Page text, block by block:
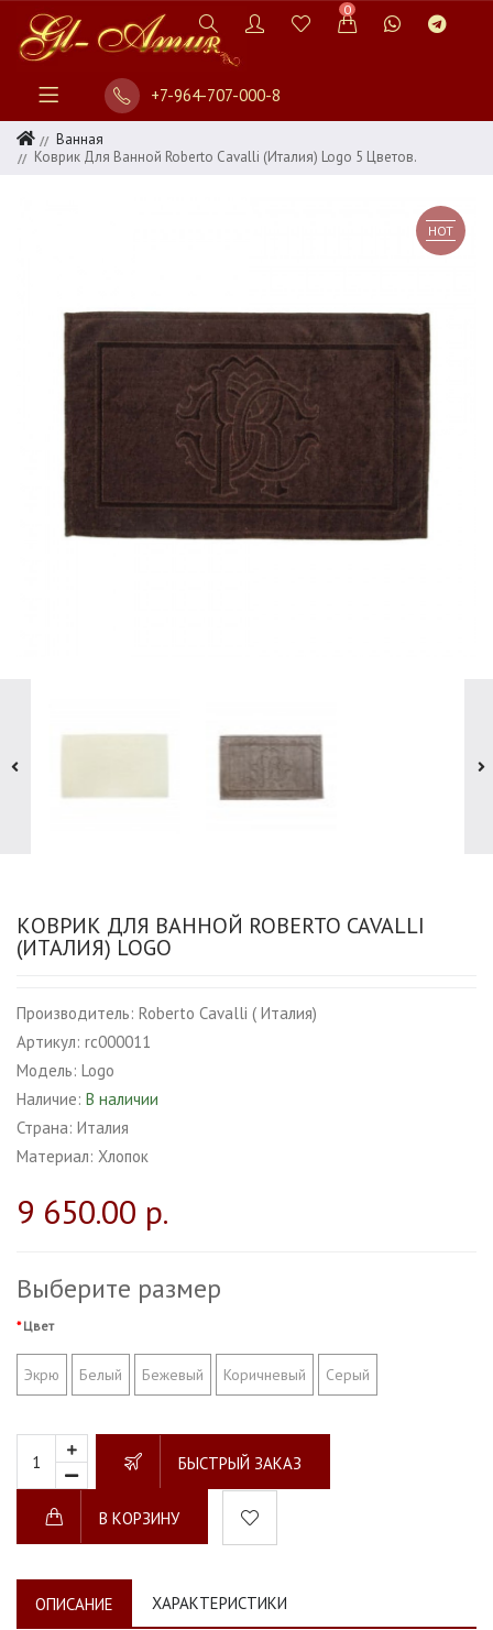
0
+7-964-707-000-8
Ванная
Коврик Для Ванной Roberto Cavalli (Италия) Logo 5 Цветов.
HOT
КОВРИК ДЛЯ ВАННОЙ ROBERTO CAVALLI
(ИТАЛИЯ) LOGO
Производитель: Roberto Cavalli ( Италия)
Артикул: rc000011
Модель: Logo
Наличие: В наличии
Страна: Италия
Материал: Хлопок
9 650.00 р.
Выберите размер
Цвет
Экрю Белый Бежевый Коричневый Серый
БЫСТРЫЙ ЗАКАЗ
В КОРЗИНУ
ОПИСАНИЕ ХАРАКТЕРИСТИКИ